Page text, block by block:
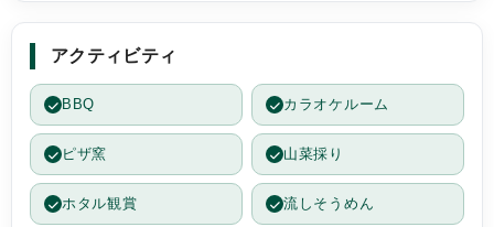
アクティビティ
BBQ カラオケルーム
ピザ窯 山菜採り
ホタル観賞 流しそうめん